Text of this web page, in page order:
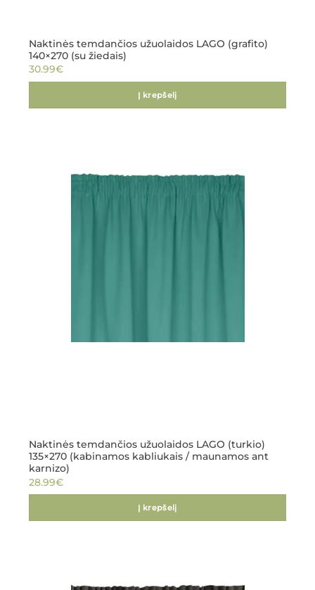
Naktinės temdančios užuolaidos LAGO (grafito)
140×270 (su žiedais)
30.99€
Į krepšelį
Naktinės temdančios užuolaidos LAGO (turkio)
135×270 (kabinamos kabliukais / maunamos ant
karnizo)
28.99€
Į krepšelį